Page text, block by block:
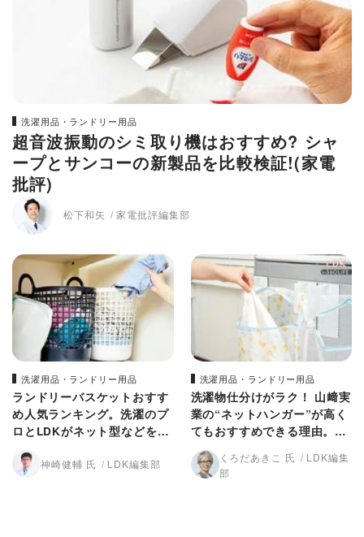
洗濯用品・ランドリー用品
超音波振動のシミ取り機はおすすめ? シャ
ープとサンコーの新製品を比較検証!(家電
批評)
松下和矢 家電批評編集部
洗濯用品・ランドリー用品
ランドリーバスケットおすす
め人気ランキング。洗濯のプ
ロとLDKがネット型などを比
神崎健輔 氏 LDK編集部
洗濯用品・ランドリー用品
洗濯物仕分けがラク！ 山﨑実
業の“ネットハンガー”が高く
てもおすすめできる理由。LD
Kが紹介
くろだあきこ 氏
LDK編集
部